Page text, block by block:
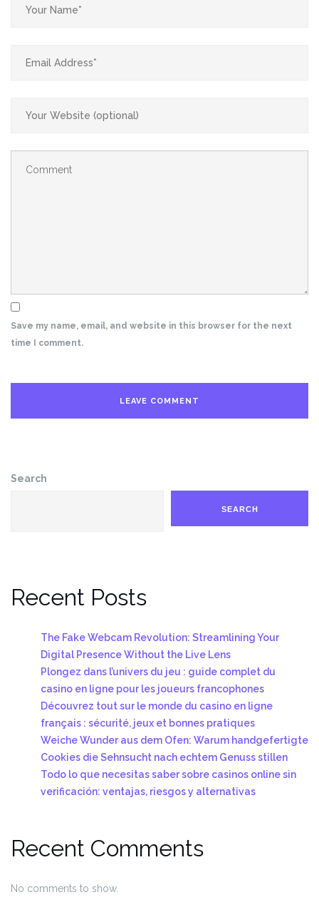
Save my name, email, and website in this browser for the next
time I comment.
Search
SEARCH
Recent Posts
The Fake Webcam Revolution: Streamlining Your
Digital Presence Without the Live Lens
Plongez dans l’univers du jeu : guide complet du
casino en ligne pour les joueurs francophones
Découvrez tout sur le monde du casino en ligne
français : sécurité, jeux et bonnes pratiques
Weiche Wunder aus dem Ofen: Warum handgefertigte
Cookies die Sehnsucht nach echtem Genuss stillen
Todo lo que necesitas saber sobre casinos online sin
verificación: ventajas, riesgos y alternativas
Recent Comments
No comments to show.